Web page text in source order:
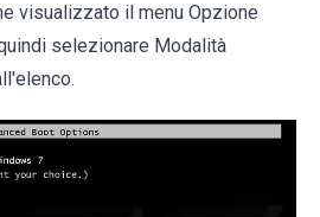
visualizzato il menu Opzione
selezionare Modalità